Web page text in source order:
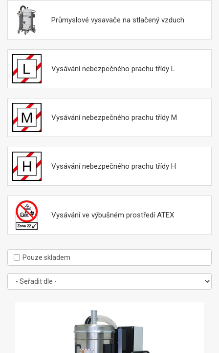
porovnání výkonu vysavačů
Průmyslové vysavače na stlačený vzduch
Vysávání nebezpečného prachu třídy L
Vysávání nebezpečného prachu třídy M
Vysávání nebezpečného prachu třídy H
Vysávání ve výbušném prostředí ATEX
Pouze skladem